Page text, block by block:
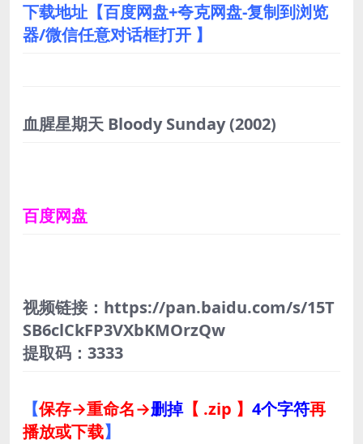
下载地址【百度网盘+夸克网盘-复制到浏览
器/微信任意对话框打开 】
血腥星期天 Bloody Sunday(2002)
百度网盘
视频链接：https://pan.baidu.com/s/15T
SB6clCkFP3VXbKMOrzQw
提取码：3333
【保存→重命名→删掉【 .zip 】 4个字符再
播放或下载】